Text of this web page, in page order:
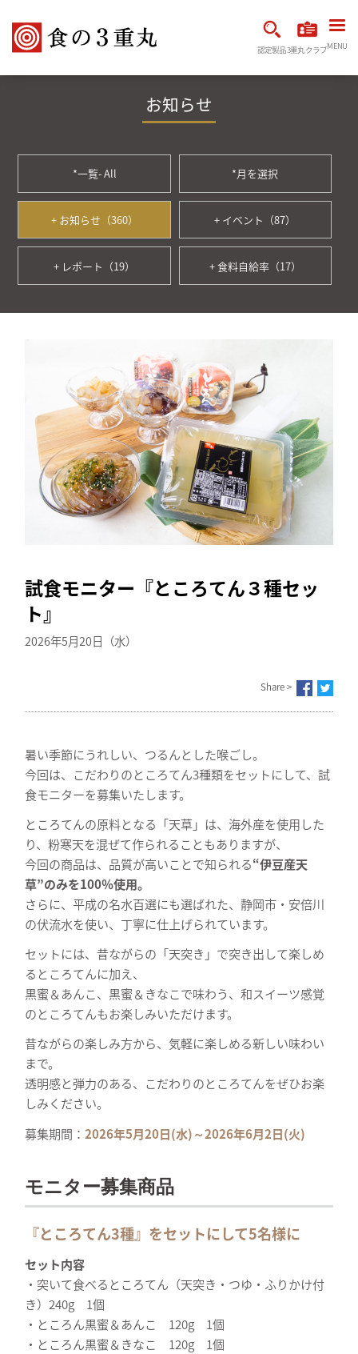
認定製品3重丸クラブMENU
お知らせ
*一覧- All *月を選択
+ お知らせ（360） + イベント（87）
+ レポート（19） + 食料自給率（17）
試食モニター『ところてん３種セッ
ト』
2026年5月20日（水）
Share >
暑い季節にうれしい、つるんとした喉ごし。
今回は、こだわりのところてん3種類をセットにして、試
食モニターを募集いたします。
ところてんの原料となる「天草」は、海外産を使用した
り、粉寒天を混ぜて作られることもありますが、
今回の商品は、品質が高いことで知られる“伊豆産天
草”のみを100％使用。
さらに、平成の名水百選にも選ばれた、静岡市・安倍川
の伏流水を使い、丁寧に仕上げられています。
セットには、昔ながらの「天突き」で突き出して楽しめ
るところてんに加え、
黒蜜＆あんこ、黒蜜＆きなこで味わう、和スイーツ感覚
のところてんもお楽しみいただけます。
昔ながらの楽しみ方から、気軽に楽しめる新しい味わい
まで。
透明感と弾力のある、こだわりのところてんをぜひお楽
しみください。
募集期間：2026年5月20日(水)～2026年6月2日(火)
モニター募集商品
『ところてん3種』をセットにして5名様に
セット内容
・突いて食べるところてん（天突き・つゆ・ふりかけ付
き）240g 1個
・ところん黒蜜＆あんこ 120g 1個
・ところん黒蜜＆きなこ 120g 1個